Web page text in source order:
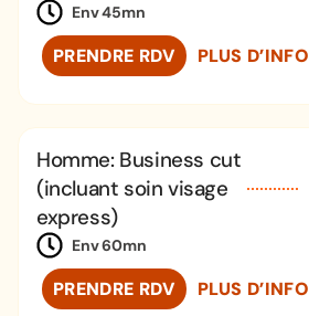
Env 45mn
PRENDRE RDV PLUS D’INFO
Homme: Business cut
(incluant soin visage
express)
Env 60mn
PRENDRE RDV PLUS D’INFO